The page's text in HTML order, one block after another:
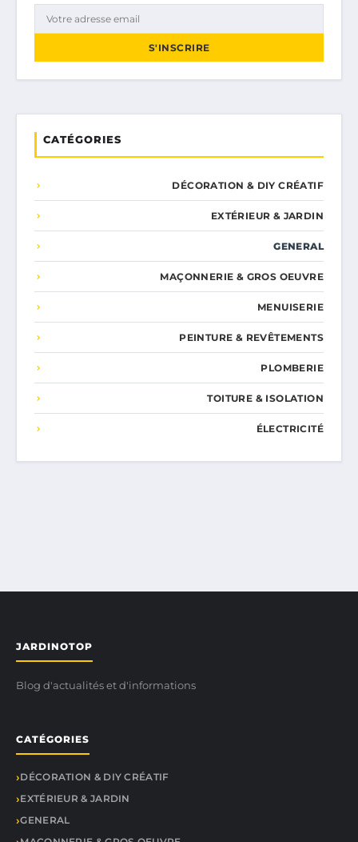
S'INSCRIRE
CATÉGORIES
DÉCORATION & DIY CRÉATIF
EXTÉRIEUR & JARDIN
GENERAL
MAÇONNERIE & GROS OEUVRE
MENUISERIE
PEINTURE & REVÊTEMENTS
PLOMBERIE
TOITURE & ISOLATION
ÉLECTRICITÉ
JARDINOTOP
Blog d'actualités et d'informations
CATÉGORIES
DÉCORATION & DIY CRÉATIF
EXTÉRIEUR & JARDIN
GENERAL